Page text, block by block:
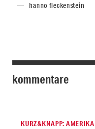
hanno fleckenstein
kommentare
KURZ&KNAPP: